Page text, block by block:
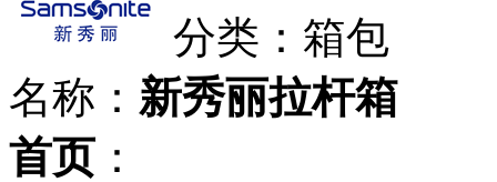
分类：箱包
名称： 新秀丽拉杆箱
首页 ：